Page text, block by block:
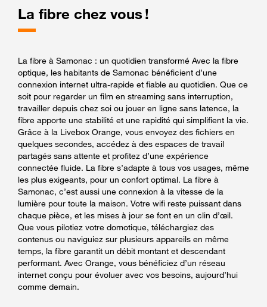
La fibre chez vous !
La fibre à Samonac : un quotidien transformé Avec la fibre
optique, les habitants de Samonac bénéficient d’une
connexion internet ultra-rapide et fiable au quotidien. Que ce
soit pour regarder un film en streaming sans interruption,
travailler depuis chez soi ou jouer en ligne sans latence, la
fibre apporte une stabilité et une rapidité qui simplifient la vie.
Grâce à la Livebox Orange, vous envoyez des fichiers en
quelques secondes, accédez à des espaces de travail
partagés sans attente et profitez d’une expérience
connectée fluide. La fibre s’adapte à tous vos usages, même
les plus exigeants, pour un confort optimal. La fibre à
Samonac, c’est aussi une connexion à la vitesse de la
lumière pour toute la maison. Votre wifi reste puissant dans
chaque pièce, et les mises à jour se font en un clin d’œil.
Que vous pilotiez votre domotique, téléchargiez des
contenus ou naviguiez sur plusieurs appareils en même
temps, la fibre garantit un débit montant et descendant
performant. Avec Orange, vous bénéficiez d’un réseau
internet conçu pour évoluer avec vos besoins, aujourd’hui
comme demain.